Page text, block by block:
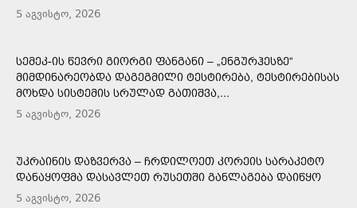
5 აგვისტო, 2026
ᲡᲔᲛᲔᲙ-ᲘᲡ ᲬᲔᲕᲠᲘ ᲒᲘᲝᲠᲒᲘ ᲤᲐᲜᲒᲐᲜᲘ – „ᲔᲜᲒᲣᲠᲰᲔᲡᲖᲔ“
ᲛᲘᲛᲓᲘᲜᲐᲠᲔᲝᲑᲓᲐ ᲓᲐᲒᲔᲒᲛᲘᲚᲘ ᲢᲔᲡᲢᲘᲠᲔᲑᲐ, ᲢᲔᲡᲢᲘᲠᲔᲑᲘᲡᲐᲡ
ᲛᲝᲮᲓᲐ ᲡᲘᲡᲢᲔᲛᲘᲡ ᲡᲠᲣᲚᲐᲓ ᲒᲐᲗᲘᲨᲕᲐ,...
5 აგვისტო, 2026
ᲣᲙᲠᲐᲘᲜᲘᲡ ᲓᲐᲖᲕᲔᲠᲕᲐ – ᲩᲠᲓᲘᲚᲝᲔᲗ ᲙᲝᲠᲔᲘᲡ ᲡᲐᲠᲐᲙᲔᲢᲝ
ᲓᲐᲜᲐᲧᲝᲤᲛᲐ ᲓᲐᲡᲐᲕᲚᲔᲗ ᲠᲣᲡᲔᲗᲨᲘ ᲒᲐᲜᲚᲐᲒᲔᲑᲐ ᲓᲐᲘᲬᲧᲝ
5 აგვისტო, 2026